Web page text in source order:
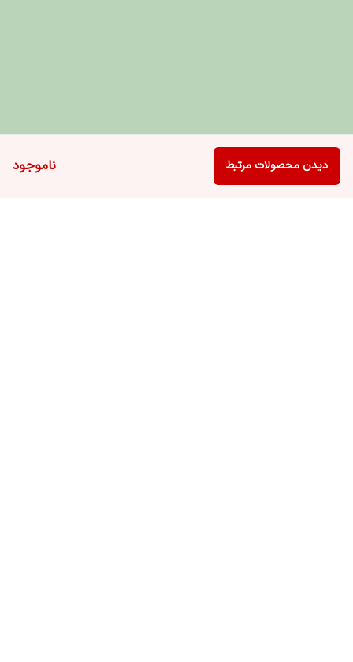
ناموجود دیدن محصولات مرتبط